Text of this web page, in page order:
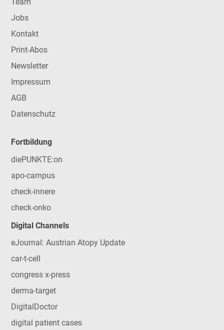
Team
Jobs
Kontakt
Print-Abos
Newsletter
Impressum
AGB
Datenschutz
Fortbildung
diePUNKTE:on
apo-campus
check-innere
check-onko
Digital Channels
eJournal: Austrian Atopy Update
car-t-cell
congress x-press
derma-target
DigitalDoctor
digital patient cases